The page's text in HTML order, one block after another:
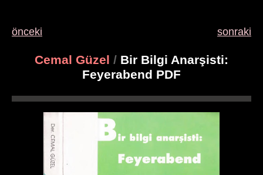
önceki sonraki
Cemal Güzel / Bir Bilgi Anarşisti:
Feyerabend PDF